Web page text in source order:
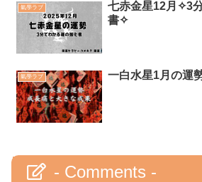
氣學ラブ
七赤金星12月✧3
書✧
氣學ラブ 一白水星1月の運
- Comments -